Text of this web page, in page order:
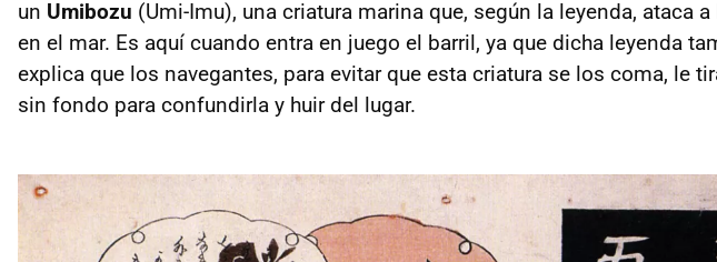
un Umibozu (Umi-Imu), una criatura marina que, según la leyenda, ataca
en el mar. Es aquí cuando entra en juego el barril, ya que dicha leyenda
explica que los navegantes, para evitar que esta criatura se los coma, le
sin fondo para confundirla y huir del lugar.